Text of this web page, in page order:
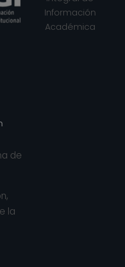
Países
de
la
Información
Académica